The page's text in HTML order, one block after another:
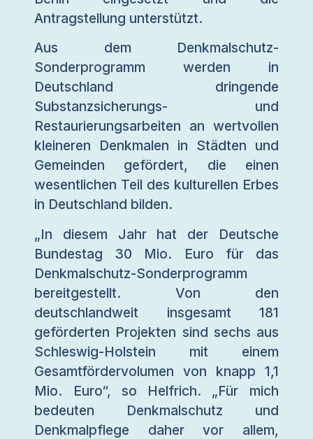
Antragstellung unterstützt.
Aus dem Denkmalschutz-
Sonderprogramm werden in
Deutschland dringende
Substanzsicherungs- und
Restaurierungsarbeiten an wertvollen
kleineren Denkmalen in Städten und
Gemeinden gefördert, die einen
wesentlichen Teil des kulturellen Erbes
in Deutschland bilden.
„In diesem Jahr hat der Deutsche
Bundestag 30 Mio. Euro für das
Denkmalschutz-Sonderprogramm
bereitgestellt. Von den
deutschlandweit insgesamt 181
geförderten Projekten sind sechs aus
Schleswig-Holstein mit einem
Gesamtfördervolumen von knapp 1,1
Mio. Euro“, so Helfrich. „Für mich
bedeuten Denkmalschutz und
Denkmalpflege daher vor allem,